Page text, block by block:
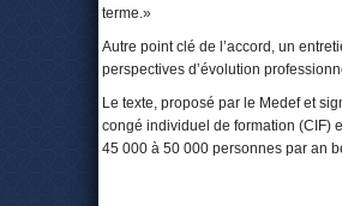
terme.»
Autre point clé de l’accord, un
perspectives d’évolution
Le texte, proposé par le Medef et
congé individuel de formation (CIF)
45 000 à 50 000 personnes par an